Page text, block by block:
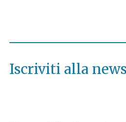
Iscriviti alla